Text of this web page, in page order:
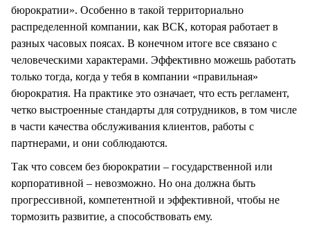
бюрократии». Особенно в такой территориально
распределенной компании, как ВСК, которая работает в
разных часовых поясах. В конечном итоге все связано с
человеческими характерами. Эффективно можешь работать
только тогда, когда у тебя в компании «правильная»
бюрократия. На практике это означает, что есть регламент,
четко выстроенные стандарты для сотрудников, в том числе
в части качества обслуживания клиентов, работы с
партнерами, и они соблюдаются.
Так что совсем без бюрократии – государственной или
корпоративной – невозможно. Но она должна быть
прогрессивной, компетентной и эффективной, чтобы не
тормозить развитие, а способствовать ему.